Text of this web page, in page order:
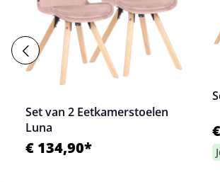
Set van 2 Eetkamerstoelen
Luna
€ 134,90*